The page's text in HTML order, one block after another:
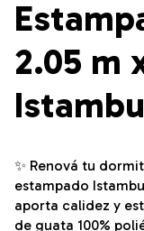
2.05 m
✨ Renová tu
estampado
aporta calidez y
de guata 100%